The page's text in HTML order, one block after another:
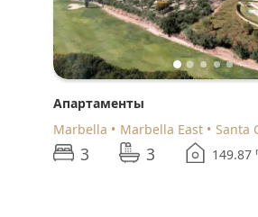
Апартаменты
Marbella
Marbella East Santa
3 3 149.87